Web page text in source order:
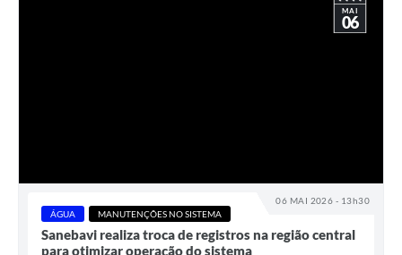
06 MAI 2026 - 13h30
MAI
06
ÁGUA MANUTENÇÕES NO SISTEMA
Sanebavi realiza troca de registros na região central
para otimizar operação do sistema